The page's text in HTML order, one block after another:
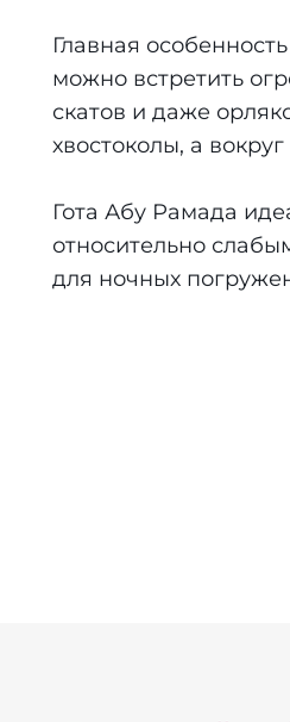
Главная
можно встретить
скатов и даже
хвостоколы, а
Гота Абу Рамада
относительно
для ночных
Тотальный Юг!
Дедалус+Сент Джонс
Дедалус+Фьюри Шоулс
Дедалус-Мания!
Сент Джонс
О нас